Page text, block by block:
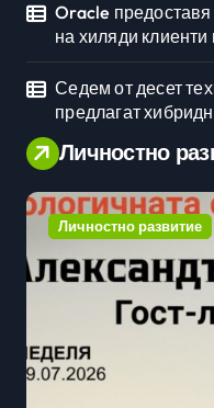
Oracle
на хиляди
Седем от десет
предлагат
Личностно
Личностно развитие